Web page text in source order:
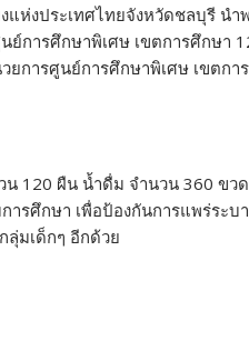
แห่งประเทศไทยจังหวัดชลบุรี นำ
การศึกษาพิเศษ เขตการศึกษา
การศูนย์การศึกษาพิเศษ เขตกา
น 120 ผืน น้ำดื่ม จำนวน 360 ขว
ารศึกษา เพื่อป้องกันการแพร่ระ
ลุ่มเด็กๆ อีกด้วย